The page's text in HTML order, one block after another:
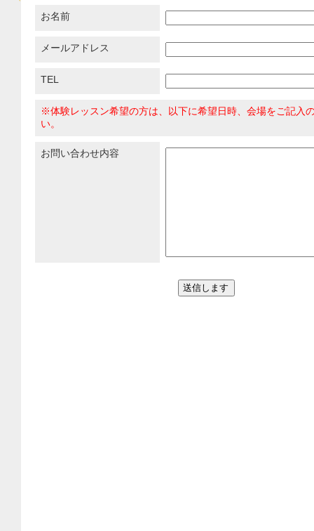
お名前
メールアドレス
TEL
※体験レッスン希望の方は、以下に希望日時、会場をご記入
い。
お問い合わせ内容